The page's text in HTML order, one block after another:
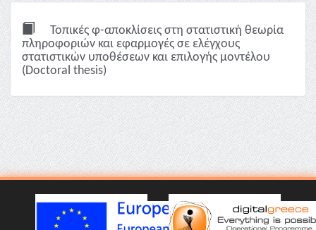
Τοπικές φ-αποκλίσεις στη στατιστική θεωρία
πληροφοριών και εφαρμογές σε ελέγχους
στατιστικών υποθέσεων και επιλογής μοντέλου
(Doctoral thesis)